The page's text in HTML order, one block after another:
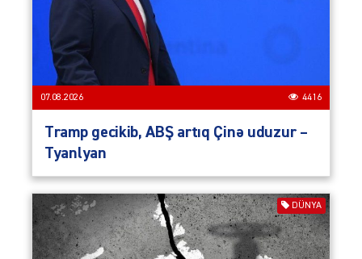
07.08.2026 4416
Tramp gecikib, ABŞ artıq Çinə uduzur –
Tyanlyan
DÜNYA